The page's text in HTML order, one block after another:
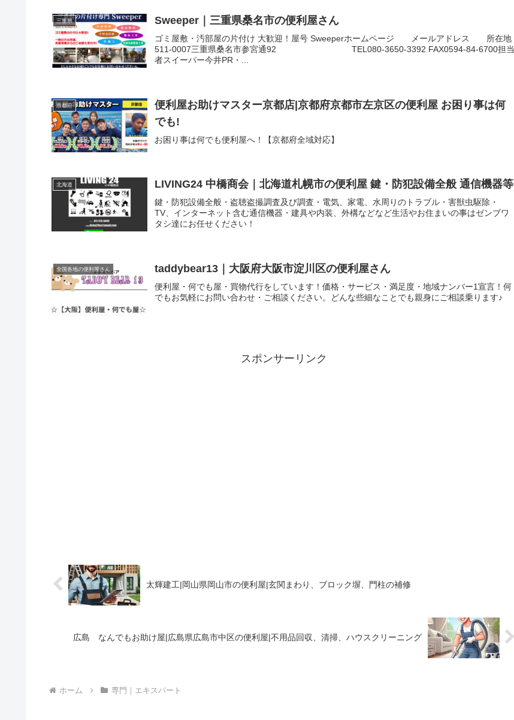
三重県 Sweeper｜三重県桑名市の便利屋さん
ゴミ屋敷・汚部屋の片付け 大歓迎！屋号 Sweeperホームページ メールアドレス 所在地
511-0007三重県桑名市参宮通92 TEL080-3650-3392 FAX0594-84-6700担当
者スイーパー今井PR・...
京都府
便利屋お助けマスター京都店|京都府京都市左京区の便利屋 お困り事は何
でも!
お困り事は何でも便利屋へ！【京都府全域対応】
北海道 LIVING24 中橋商会｜北海道札幌市の便利屋 鍵・防犯設備全般 通信機器等
鍵・防犯設備全般・盗聴盗撮調査及び調査・電気、家電、水周りのトラブル・害獣虫駆除・
TV、インターネット含む通信機器・建具や内装、外構などなど生活やお住まいの事はゼンブワ
タシ達にお任せください！
全国各地の便利屋さん taddybear13｜大阪府大阪市淀川区の便利屋さん
便利屋・何でも屋・買物代行をしています！価格・サービス・満足度・地域ナンバー1宣言！何
でもお気軽にお問い合わせ・ご相談ください。どんな些細なことでも親身にご相談乗ります♪
スポンサーリンク
太輝建工|岡山県岡山市の便利屋|玄関まわり、ブロック塀、門柱の補修
広島 なんでもお助け屋|広島県広島市中区の便利屋|不用品回収、清掃、ハウスクリーニング
ホーム 専門｜エキスパート